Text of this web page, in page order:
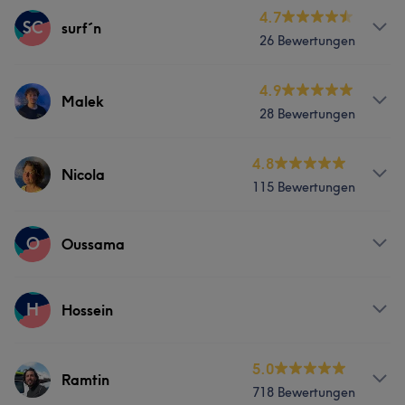
SC surf´n
4.7
26 Bewertungen
Services
Malek
4.9
28 Bewertungen
Services
Nicola
4.8
115 Bewertungen
Services
Was unsere Kunden über Nicola sagen
Herzlich Professionell 8
O Oussama
Services
H Hossein
Services
Ramtin
5.0
718 Bewertungen